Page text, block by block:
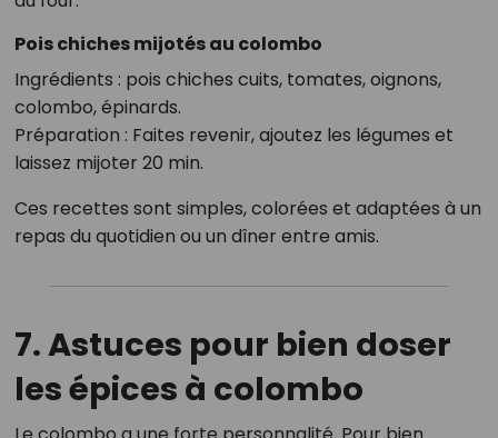
Pois chiches mijotés au colombo
Ingrédients : pois chiches cuits, tomates, oignons,
colombo, épinards.
Préparation : Faites revenir, ajoutez les légumes et
laissez mijoter 20 min.
Ces recettes sont simples, colorées et adaptées à un
repas du quotidien ou un dîner entre amis.
7. Astuces pour bien doser
les épices à colombo